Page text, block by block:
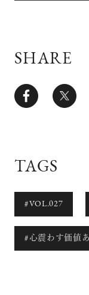
SHARE
TAGS
#VOL.027
#心震わす価値あ